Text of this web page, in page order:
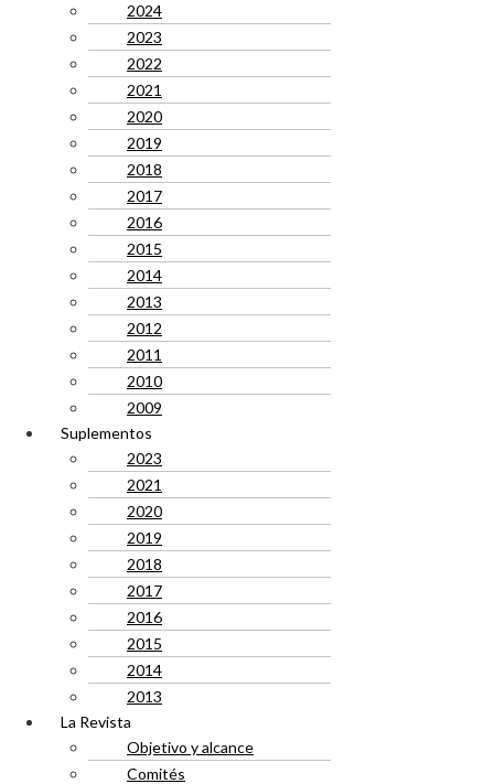
2024
2023
2022
2021
2020
2019
2018
2017
2016
2015
2014
2013
2012
2011
2010
2009
Suplementos
2023
2021
2020
2019
2018
2017
2016
2015
2014
2013
La Revista
Objetivo y alcance
Comités